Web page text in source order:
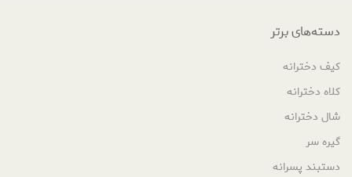
دسته‌های برتر
کیف دخترانه
کلاه دخترانه
شال دخترانه
گیره سر
دستبند پسرانه